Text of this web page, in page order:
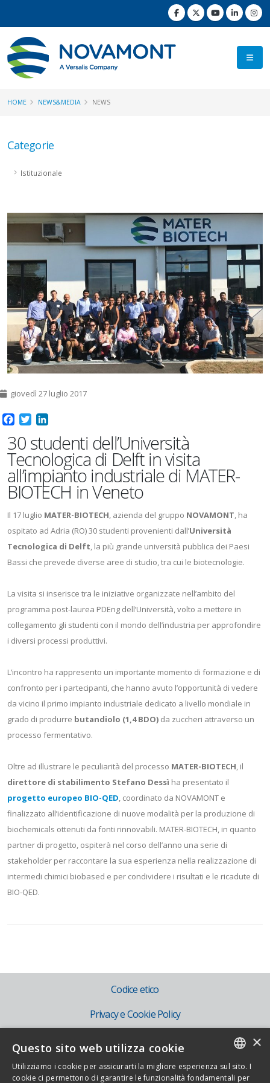
HOME NEWS&MEDIA NEWS
Categorie
Istituzionale
giovedì 27 luglio 2017
Facebook
Twitter
30 studenti dell’Università
Tecnologica di Delft in visita
all’impianto industriale di MATER-
BIOTECH in Veneto
Il 17 luglio MATER-BIOTECH, azienda del gruppo NOVAMONT, ha
ospitato ad Adria (RO) 30 studenti provenienti dall’Università
Tecnologica di Delft, la più grande università pubblica dei Paesi
Bassi che prevede diverse aree di studio, tra cui le biotecnologie.
La visita si inserisce tra le iniziative organizzate nell’ambito del
programma post-laurea PDEng dell’Università, volto a mettere in
collegamento gli studenti con il mondo dell’industria per approfondire
i diversi processi produttivi.
L’incontro ha rappresento un importante momento di formazione e di
confronto per i partecipanti, che hanno avuto l’opportunità di vedere
da vicino il primo impianto industriale dedicato a livello mondiale in
grado di produrre butandiolo (1,4 BDO) da zuccheri attraverso un
processo fermentativo.
Oltre ad illustrare le peculiarità del processo MATER-BIOTECH, il
direttore di stabilimento Stefano Dessì ha presentato il
progetto europeo BIO-QED, coordinato da NOVAMONT e
finalizzato all’identificazione di nuove modalità per la produzione di
biochemicals ottenuti da fonti rinnovabili. MATER-BIOTECH, in quanto
partner di progetto, ospiterà nel corso dell’anno una serie di
stakeholder per raccontare la sua esperienza nella realizzazione di
intermedi chimici biobased e per condividere i risultati e le ricadute di
BIO-QED.
Codice etico
Privacy e Cookie Policy
IT
ITALIAN
×
Questo sito web utilizza cookie
Utilizziamo i cookie per assicurarti la migliore esperienza sul sito. I
cookie ci permettono di garantire le funzionalità fondamentali per